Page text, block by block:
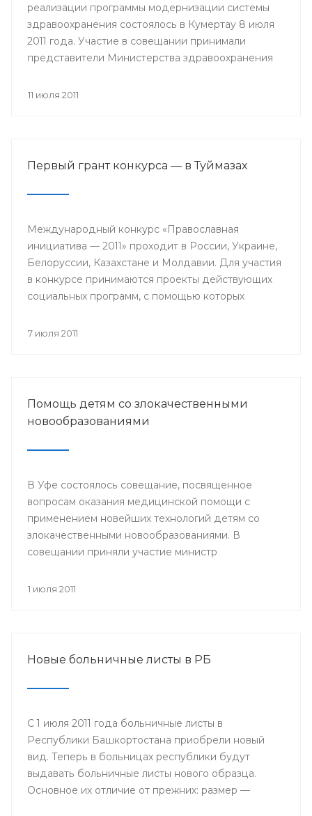
реализации программы модернизации системы
здравоохранения состоялось в Кумертау 8 июля
2011 года. Участие в совещании принимали
представители Министерства здравоохранения
врачи и руководители медицинских учреждений
11 июля 2011
Первый грант конкурса — в Туймазах
Международный конкурс «Православная
инициатива — 2011» проходит в России, Украине,
Белоруссии, Казахстане и Молдавии. Для участия
в конкурсе принимаются проекты действующих
социальных программ, с помощью которых
православных ценностей.
7 июля 2011
Помощь детям со злокачественными
новообразованиями
В Уфе состоялось совещание, посвященное
вопросам оказания медицинской помощи с
применением новейших технологий детям со
злокачественными новообразованиями. В
совещании приняли участие министр
охраны здоровья материнства и детства
1 июля 2011
Новые больничные листы в РБ
С 1 июля 2011 года больничные листы в
Республики Башкортостана приобрели новый
вид. Теперь в больницах республики будут
выдавать больничные листы нового образца.
Основное их отличие от прежних: размер —